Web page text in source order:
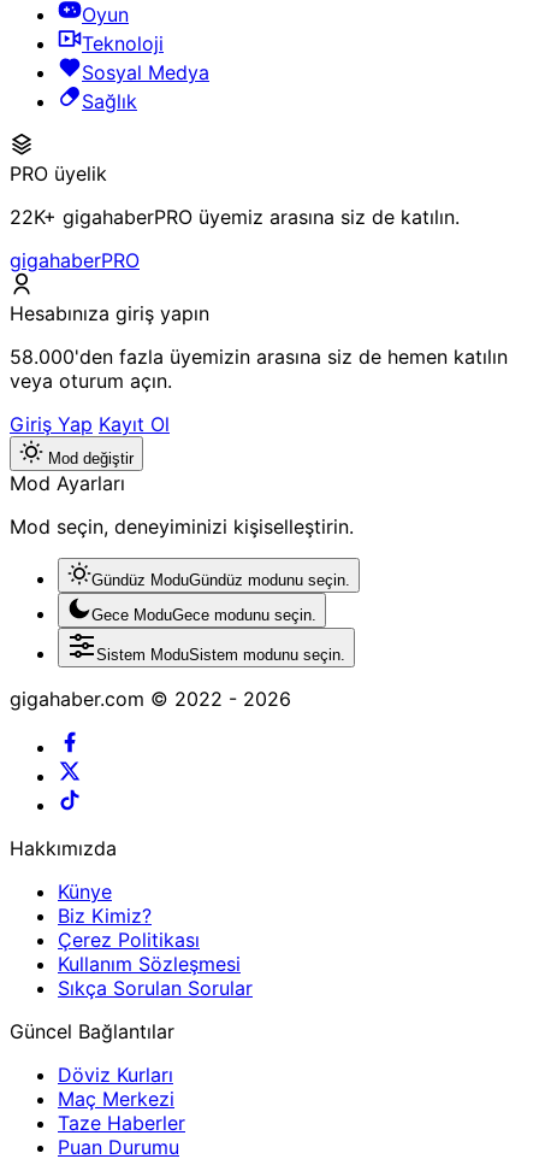
Oyun
Teknoloji
Sosyal Medya
Sağlık
PRO üyelik
22K+ gigahaberPRO üyemiz arasına siz de katılın.
gigahaberPRO
Hesabınıza giriş yapın
58.000'den fazla üyemizin arasına siz de hemen katılın
veya oturum açın.
Giriş Yap Kayıt Ol
Mod değiştir
Mod Ayarları
Mod seçin, deneyiminizi kişiselleştirin.
Gündüz ModuGündüz modunu seçin.
Gece ModuGece modunu seçin.
Sistem ModuSistem modunu seçin.
gigahaber.com © 2022 - 2026
Hakkımızda
Künye
Biz Kimiz?
Çerez Politikası
Kullanım Sözleşmesi
Sıkça Sorulan Sorular
Güncel Bağlantılar
Döviz Kurları
Maç Merkezi
Taze Haberler
Puan Durumu